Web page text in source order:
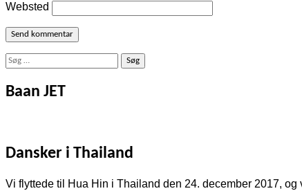
Websted
Søg
Baan JET
Dansker i Thailand
Vi flyttede til Hua Hin i Thailand den 24. december 2017, og